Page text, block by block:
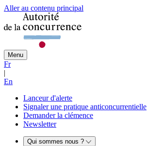
Aller au contenu principal
Menu
Fr
|
En
Lanceur d'alerte
Signaler une pratique anticoncurrentielle
Demander la clémence
Newsletter
Qui sommes nous ?